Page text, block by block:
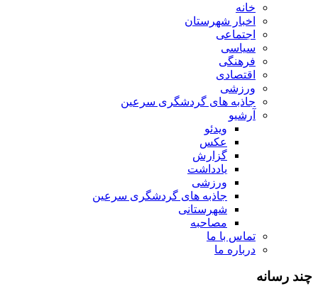
خانه
اخبار شهرستان
اجتماعی
سیاسی
فرهنگی
اقتصادی
ورزشی
جاذبه های گردشگری سرعین
آرشیو
ویدئو
عکس
گزارش
یادداشت
ورزشی
جاذبه های گردشگری سرعین
شهرستانی
مصاحبه
تماس با ما
درباره ما
چند رسانه